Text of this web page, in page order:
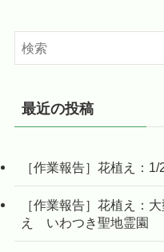
最近の投稿
［作業報告］花植え：
［作業報告］花植え：
え いわつき聖地霊園